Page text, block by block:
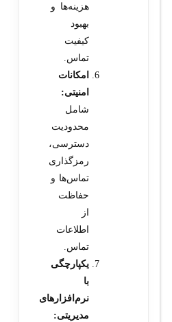
هزینه‌ها و
بهبود
کیفیت
تماس.
امکانات
امنیتی:
شامل
محدودیت
دسترسی،
رمزگذاری
تماس‌ها و
حفاظت
از
اطلاعات
تماس.
یکپارچگی
با
نرم‌افزارهای
مدیریتی: